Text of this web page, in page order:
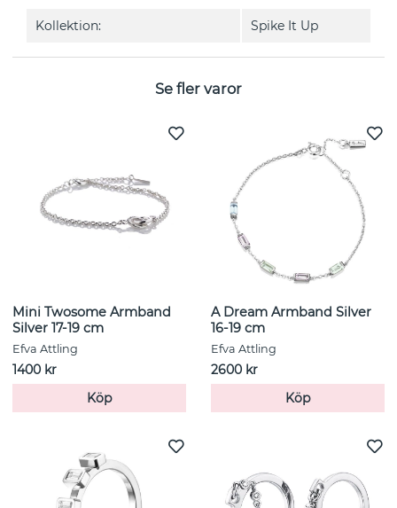
Kollektion: Spike It Up
Se fler varor
Mini Twosome Armband
Silver 17-19 cm
Efva Attling
1400 kr
Köp
A Dream Armband Silver
16-19 cm
Efva Attling
2600 kr
Köp